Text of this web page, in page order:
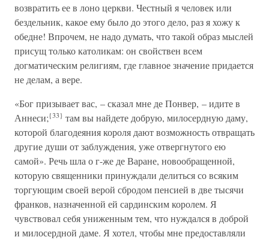
возвратить ее в лоно церкви. Честный я человек или
бездельник, какое ему было до этого дело, раз я хожу к
обедне! Впрочем, не надо думать, что такой образ мыслей
присущ только католикам: он свойствен всем
догматическим религиям, где главное значение придается
не делам, а вере.
«Бог призывает вас, – сказал мне де Понвер, – идите в
Аннеси;{33} там вы найдете добрую, милосердную даму,
которой благодеяния короля дают возможность отвращать
другие души от заблуждения, уже отвергнутого ею
самой». Речь шла о г-же де Варане, новообращенной,
которую священники принуждали делиться со всяким
торгующим своей верой сбродом пенсией в две тысячи
франков, назначенной ей сардинским королем. Я
чувствовал себя униженным тем, что нуждался в доброй
и милосердной даме. Я хотел, чтобы мне предоставляли